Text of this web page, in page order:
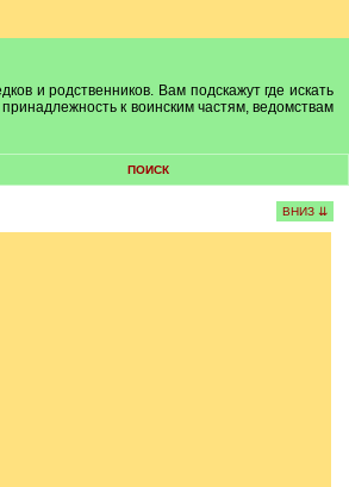
и родственников. Вам подскажут где искать
к воинским частям, ведомствам
ПОИСК
ВНИЗ ⇊